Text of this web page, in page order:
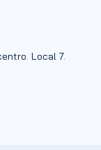
Local 7.